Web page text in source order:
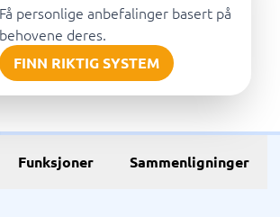
Få personlige anbefalinger basert på
behovene deres.
FINN RIKTIG SYSTEM
Funksjoner Sammenligninger